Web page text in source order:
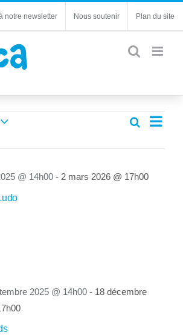
notre newsletter Nous soutenir Plan du site
de
Recherche
vues
Jour
@ 14h00 - 2 mars 2026 @ 17h00
2025 @ 14h00 - 18 décembre